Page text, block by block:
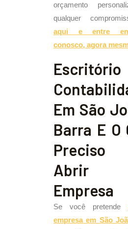
orçamento
qualquer
aqui e entre
conosco, agora
Em São
Barra E O
Preciso
Abrir
Empresa
Se você pretende
empresa em São